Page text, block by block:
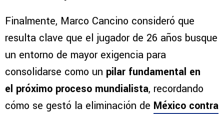
Finalmente, Marco Cancino consideró que
resulta clave que el jugador de 26 años busque
un entorno de mayor exigencia para
consolidarse como un pilar fundamental en
el próximo proceso mundialista, recordando
cómo se gestó la eliminación de México contra